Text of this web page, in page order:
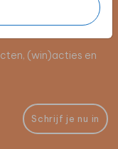
(win)acties en
Schrijf je nu in